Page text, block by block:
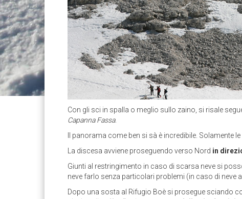
Con gli sci in spalla o meglio sullo zaino, si risale
Capanna Fassa.
Il panorama come ben si sà è incredibile. Solamente
La discesa avviene proseguendo verso Nord in
Giunti al restringimento in caso di scarsa neve si
neve farlo senza particolari problemi (in caso di neve
Dopo una sosta al Rifugio Boè si prosegue sciando